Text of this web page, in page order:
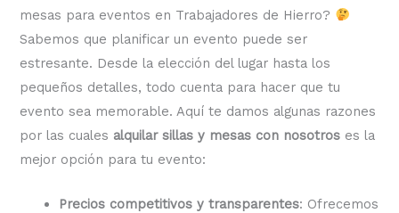
mesas para eventos en Trabajadores de Hierro?
Sabemos que planificar un evento puede ser
estresante. Desde la elección del lugar hasta los
pequeños detalles, todo cuenta para hacer que tu
evento sea memorable. Aquí te damos algunas razones
por las cuales alquilar sillas y mesas con nosotros es la
mejor opción para tu evento:
Precios competitivos y transparentes: Ofrecemos